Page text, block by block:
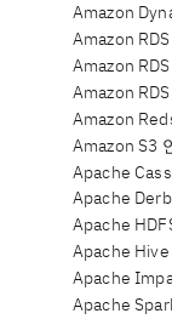
Amazon
Amazon
Amazon
Amazon
Amazon
Amazon S3
Apache
Apache
Apache
Apache Hive
Apache
Apache